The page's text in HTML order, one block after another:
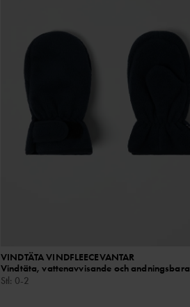
VINDTÄTA VINDFLEECEVANTAR
Vindtäta, vattenavvisande och andningsbara
Stl: 0-2